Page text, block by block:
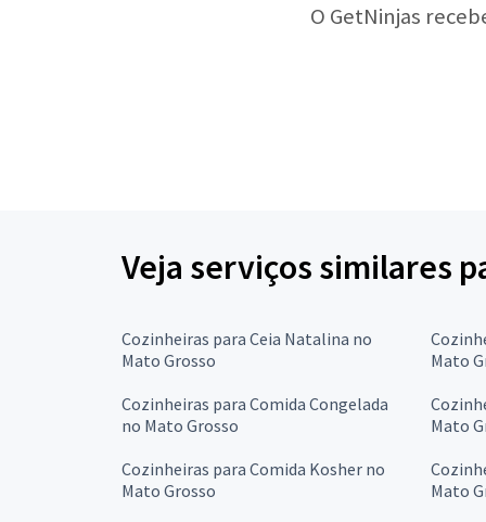
O GetNinjas
Veja serviços similares
Cozinheiras para Ceia Natalina no
Mato Grosso
Mato
Cozinheiras para Comida Congelada
no Mato Grosso
Mato
Cozinheiras para Comida Kosher no
Mato Grosso
Mato